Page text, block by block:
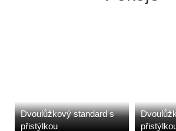
Dvoulůžkový standard s
přistýlkou